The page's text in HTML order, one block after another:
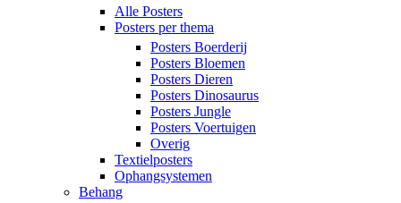
Alle Posters
Posters per thema
Posters Boerderij
Posters Bloemen
Posters Dieren
Posters Dinosaurus
Posters Jungle
Posters Voertuigen
Overig
Textielposters
Ophangsystemen
Behang